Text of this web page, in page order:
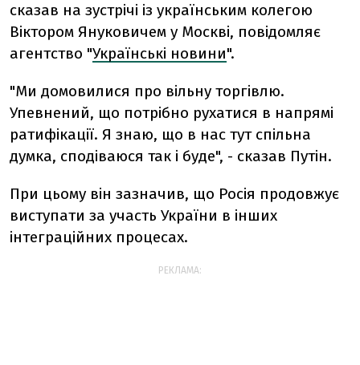
сказав на зустрічі із українським колегою
Віктором Януковичем у Москві, повідомляє
агентство "Українські новини".
"Ми домовилися про вільну торгівлю.
Упевнений, що потрібно рухатися в напрямі
ратифікації. Я знаю, що в нас тут спільна
думка, сподіваюся так і буде", - сказав Путін.
При цьому він зазначив, що Росія продовжує
виступати за участь України в інших
інтеграційних процесах.
РЕКЛАМА: